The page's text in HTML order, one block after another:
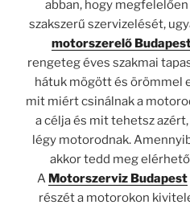
abban, hogy
szakszerű szervizelését,
motorszerelő
rengeteg éves szakmai
hátuk mögött és örömmel
mit miért csinálnak a
a célja és mit tehetsz
légy motorodnak.
akkor tedd meg
A Motorszerviz Budapest
részét a motorokon